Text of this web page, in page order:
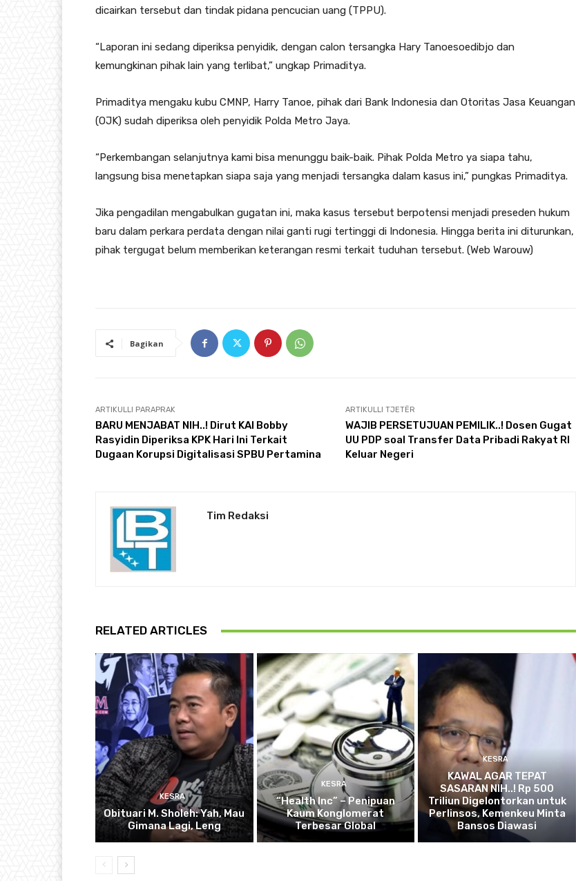
dicairkan tersebut dan tindak pidana pencucian uang (TPPU).
“Laporan ini sedang diperiksa penyidik, dengan calon tersangka Hary Tanoesoedibjo dan
kemungkinan pihak lain yang terlibat,” ungkap Primaditya.
Primaditya mengaku kubu CMNP, Harry Tanoe, pihak dari Bank Indonesia dan Otoritas Jasa Keuangan
(OJK) sudah diperiksa oleh penyidik Polda Metro Jaya.
“Perkembangan selanjutnya kami bisa menunggu baik-baik. Pihak Polda Metro ya siapa tahu,
langsung bisa menetapkan siapa saja yang menjadi tersangka dalam kasus ini,” pungkas Primaditya.
Jika pengadilan mengabulkan gugatan ini, maka kasus tersebut berpotensi menjadi preseden hukum
baru dalam perkara perdata dengan nilai ganti rugi tertinggi di Indonesia. Hingga berita ini diturunkan,
pihak tergugat belum memberikan keterangan resmi terkait tuduhan tersebut. (Web Warouw)
Bagikan
ARTIKULLI PARAPRAK
BARU MENJABAT NIH..! Dirut KAI Bobby
Rasyidin Diperiksa KPK Hari Ini Terkait
Dugaan Korupsi Digitalisasi SPBU Pertamina
ARTIKULLI TJETËR
WAJIB PERSETUJUAN PEMILIK..! Dosen Gugat
UU PDP soal Transfer Data Pribadi Rakyat RI
Keluar Negeri
Tim Redaksi
RELATED ARTICLES
KESRA
Obituari M. Sholeh: Yah, Mau
Gimana Lagi, Leng
KESRA
“Health Inc” – Penipuan
Kaum Konglomerat
Terbesar Global
KESRA
KAWAL AGAR TEPAT
SASARAN NIH..! Rp 500
Triliun Digelontorkan untuk
Perlinsos, Kemenkeu Minta
Bansos Diawasi